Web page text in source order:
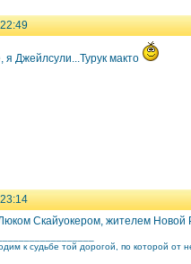
я Джейлсули...Турук макто
Скайуокером, жителем Новой
к судьбе той дорогой, по которой от